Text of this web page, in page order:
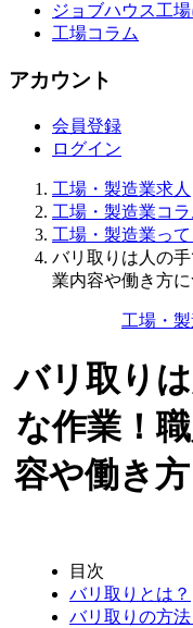
ジョブハウス工
工場コラム
アカウント
会員登録
ログイン
工場・製造業求人
工場・製造業コラ
工場・製造業っ
バリ取りは人の
業内容や働き方
工場・
バリ取り
な作業！
容や働き
目次
バリ取りとは？
バリ取りの方